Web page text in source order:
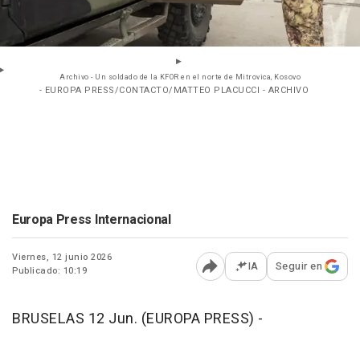
Archivo - Un soldado de la KFOR en el norte de Mitrovica, Kosovo
- EUROPA PRESS/CONTACTO/MATTEO PLACUCCI - ARCHIVO
Europa Press Internacional
Viernes, 12 junio 2026
Publicado: 10:19
Abrir opciones para
IA Seguir en
BRUSELAS 12 Jun. (EUROPA PRESS) -